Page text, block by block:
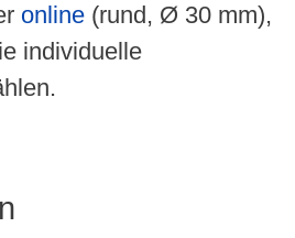
online(rund, Ø 30 mm),
individuelle